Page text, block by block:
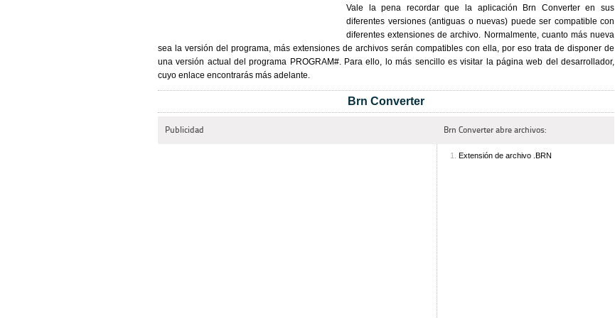
Vale la pena recordar que la aplicación Brn Converter en sus
diferentes versiones (antiguas o nuevas) puede ser compatible con
diferentes extensiones de archivo. Normalmente, cuanto más nueva
sea la versión del programa, más extensiones de archivos serán compatibles con ella, por eso trata de disponer de
una versión actual del programa PROGRAM#. Para ello, lo más sencillo es visitar la página web del desarrollador,
cuyo enlace encontrarás más adelante.
Brn Converter
Publicidad Brn Converter abre archivos:
Extensión de archivo .BRN